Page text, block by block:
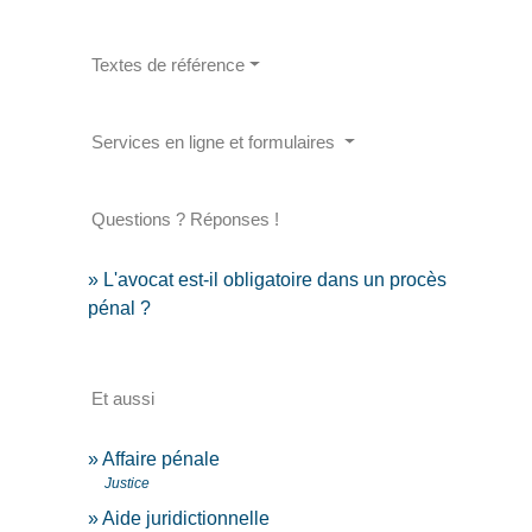
Textes de référence
Services en ligne et formulaires
Questions ? Réponses !
L'avocat est-il obligatoire dans un procès
pénal ?
Et aussi
Affaire pénale
Justice
Aide juridictionnelle